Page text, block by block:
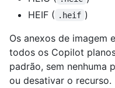
HEIF ( .heif )
Os anexos de imagem
todos os Copilot
padrão, sem nenhuma
ou desativar o recurso.